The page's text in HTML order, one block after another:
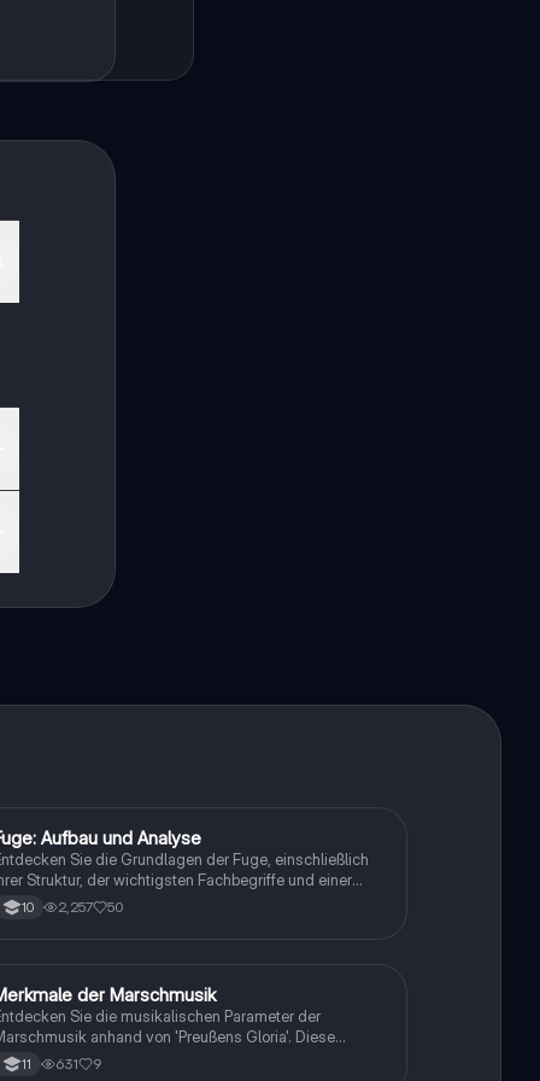
MusikAufbau und Analyse
Sie die Grundlagen der Fuge, einschließlich
Struktur, der wichtigsten Fachbegriffe und einer
Analyse anhand eines Beispiels. Diese
bietet eine klare Erklärung der
10 2,257 50
Musik der Marschmusik
Sie die musikalischen Parameter der
anhand von 'Preußens Gloria'. Diese
behandelt den Aufbau, die Melodik,
11 631 9